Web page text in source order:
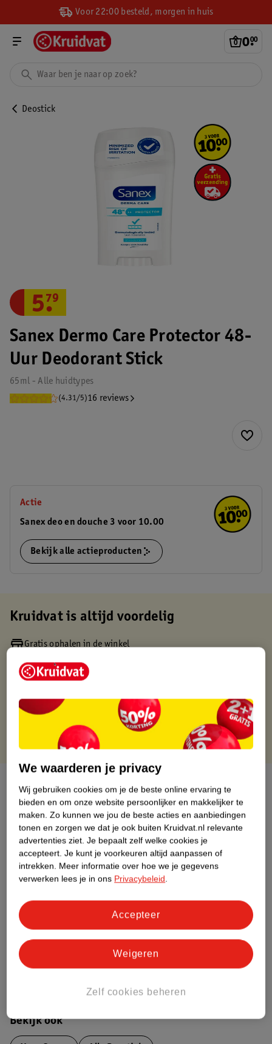
Voor 22:00 besteld, morgen in huis
0.
00
Deostick
Sanex Dermo Care Protector 48-
Uur Deodorant Stick
65ml - Alle huidtypes
(4.31/5)16 reviews
5.
79
Actie
Sanex deo en douche 3 voor 10.00
Bekijk alle actieproducten
Kruidvat is altijd voordelig
Gratis ophalen in de winkel
Gratis thuisbezorgd vanaf 50.00
Gratis punten met je Kruidvat kaart
Over dit product
Productinformatie
Etiketinformatie
Nature Impact Score
Dit product heeft (nog) geen Nature
Impact Score.
Bekijk ook
We waarderen je privacy
Wij gebruiken cookies om je de beste online ervaring te
bieden en om onze website persoonlijker en makkelijker te
maken. Zo kunnen we jou de beste acties en aanbiedingen
tonen en zorgen we dat je ook buiten Kruidvat.nl relevante
advertenties ziet. Je bepaalt zelf welke cookies je
accepteert. Je kunt je voorkeuren altijd aanpassen of
intrekken. Meer informatie over hoe we je gegevens
verwerken lees je in ons Privacybeleid.
Zelf cookies beheren
Weigeren
Accepteer